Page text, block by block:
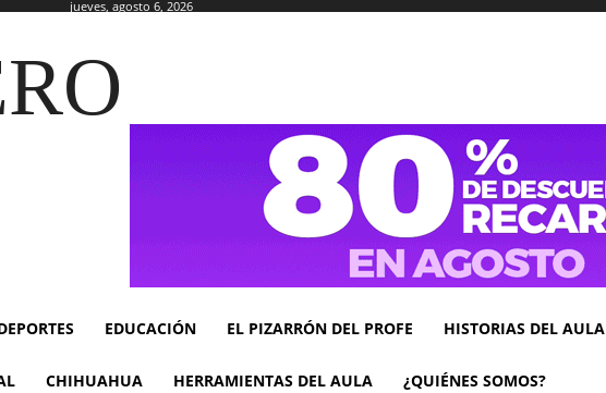
jueves, agosto 6, 2026
EDUCACIÓN EL PIZARRÓN DEL PROFE HISTORIAS DEL AULA
CHIHUAHUA HERRAMIENTAS DEL AULA ¿QUIÉNES SOMOS?